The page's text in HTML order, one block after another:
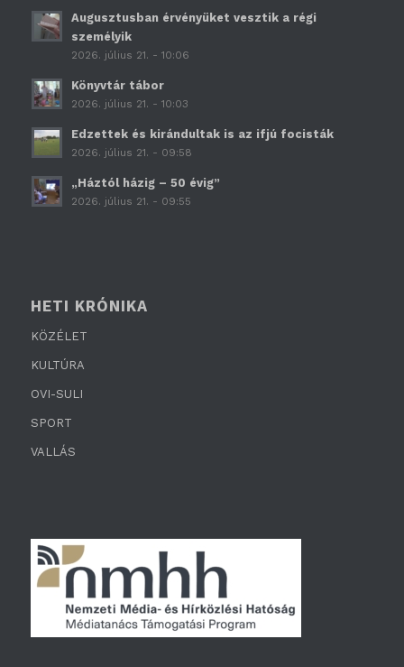
Augusztusban érvényüket vesztik a régi
személyik
2026. július 21. - 10:06
Könyvtár tábor
2026. július 21. - 10:03
Edzettek és kirándultak is az ifjú focisták
2026. július 21. - 09:58
„Háztól házig – 50 évig”
2026. július 21. - 09:55
HETI KRÓNIKA
KÖZÉLET
KULTÚRA
OVI-SULI
SPORT
VALLÁS